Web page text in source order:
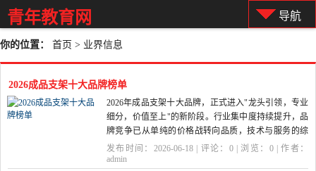
青年教育网 导航
你的位置： 首页 > 业界信息
2026成品支架十大品牌榜单
2026年成品支架十大品牌，正式进入"龙头引领，专业
细分，价值至上"的新阶段。行业集中度持续提升，品
牌竞争已从单纯的价格战转向品质，技术与服务的综
合比拼。本次榜单基于市场实践，技...
发布时间：2026-06-18 | 评论： 0| 浏览： 0| 作者：
admin